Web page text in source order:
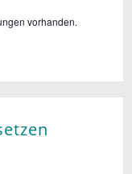
vorhanden.